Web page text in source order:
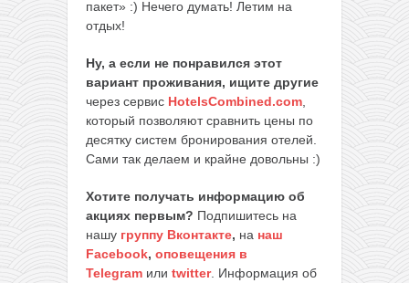
пакет» :) Нечего думать! Летим на
отдых!
Ну, а если не понравился этот
вариант проживания, ищите другие
через сервис HotelsCombined.com
который позволяют сравнить цены по
десятку систем бронирования отелей.
Сами так делаем и крайне довольны :)
Хотите получать информацию об
акциях первым? Подпишитесь на
нашу группу Вконтакте, на наш
Facebook, оповещения в
Telegram или twitter. Информация об